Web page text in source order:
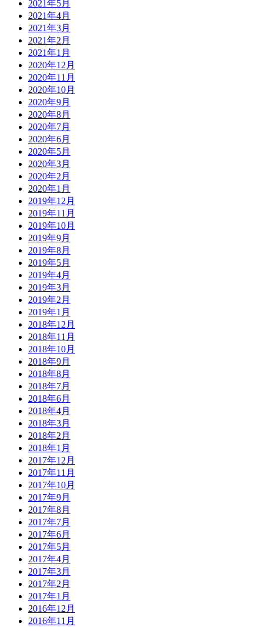
2021年5月
2021年4月
2021年3月
2021年2月
2021年1月
2020年12月
2020年11月
2020年10月
2020年9月
2020年8月
2020年7月
2020年6月
2020年5月
2020年3月
2020年2月
2020年1月
2019年12月
2019年11月
2019年10月
2019年9月
2019年8月
2019年5月
2019年4月
2019年3月
2019年2月
2019年1月
2018年12月
2018年11月
2018年10月
2018年9月
2018年8月
2018年7月
2018年6月
2018年4月
2018年3月
2018年2月
2018年1月
2017年12月
2017年11月
2017年10月
2017年9月
2017年8月
2017年7月
2017年6月
2017年5月
2017年4月
2017年3月
2017年2月
2017年1月
2016年12月
2016年11月